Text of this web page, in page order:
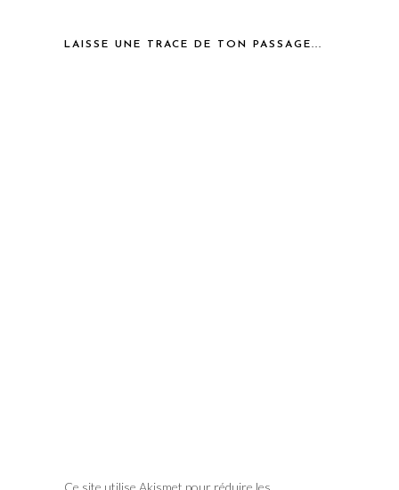
LAISSE UNE TRACE DE TON PASSAGE...
Ce site utilise Akismet pour réduire les